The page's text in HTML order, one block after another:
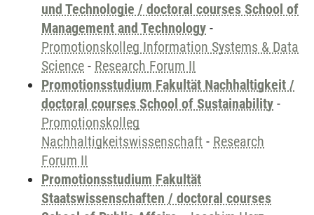
und Technologie / doctoral courses School of
Management and Technology -
Promotionskolleg Information Systems & Data
Science - Research Forum II
Promotionsstudium Fakultät Nachhaltigkeit /
doctoral courses School of Sustainability -
Promotionskolleg
Nachhaltigkeitswissenschaft - Research
Forum II
Promotionsstudium Fakultät
Staatswissenschaften / doctoral courses